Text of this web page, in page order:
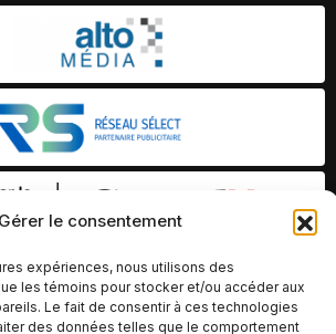
Gérer le consentement
expériences, nous utilisons des
les témoins pour stocker et/ou accéder aux
Le fait de consentir à ces technologies
des données telles que le comportement